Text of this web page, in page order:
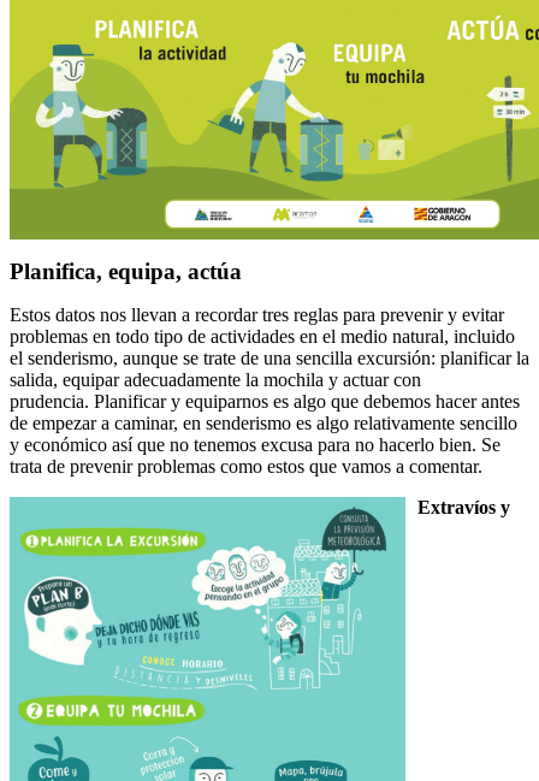
Planifica, equipa, actúa
Estos datos nos llevan a recordar tres reglas para prevenir y evitar
problemas en todo tipo de actividades en el medio natural, incluido
el senderismo, aunque se trate de una sencilla excursión: planificar la
salida, equipar adecuadamente la mochila y actuar con
prudencia. Planificar y equiparnos es algo que debemos hacer antes
de empezar a caminar, en senderismo es algo relativamente sencillo
y económico así que no tenemos excusa para no hacerlo bien. Se
trata de prevenir problemas como estos que vamos a comentar.
Extravíos y